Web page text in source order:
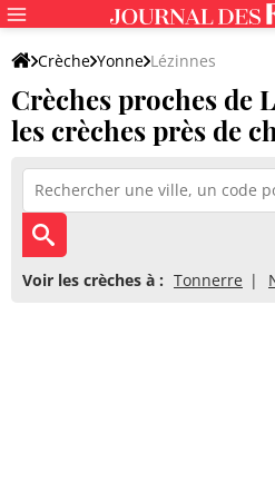
Crèche Yonne Lézinnes
Crèches proches de
les crèches près de
Voir les crèches à : Tonnerre